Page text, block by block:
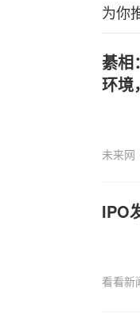
为你
綦相
环境
未来网
IPO
看看新